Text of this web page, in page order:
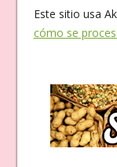
Este sitio usa
cómo se